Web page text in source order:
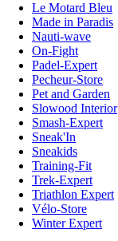
Le Motard Bleu
Made in Paradis
Nauti-wave
On-Fight
Padel-Expert
Pecheur-Store
Pet and Garden
Slowood Interior
Smash-Expert
Sneak'In
Sneakids
Training-Fit
Trek-Expert
Triathlon Expert
Vélo-Store
Winter Expert